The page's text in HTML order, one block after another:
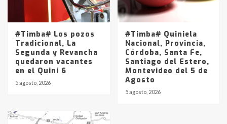
#Timba# Los pozos
Tradicional, La
Segunda y Revancha
quedaron vacantes
en el Quini 6
5 agosto, 2026
#Timba# Quiniela
Nacional, Provincia,
Córdoba, Santa Fe,
Santiago del Estero,
Montevideo del 5 de
Agosto
5 agosto, 2026